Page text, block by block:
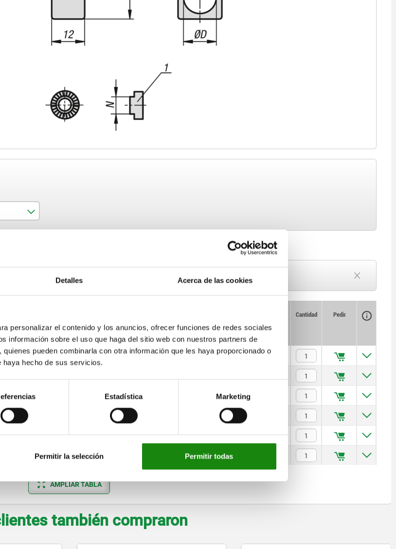
Detalles Acerca de las cookies
personalizar el contenido y los anuncios, ofrecer funciones de redes sociales
información sobre el uso que haga del sitio web con nuestros partners de
pueden combinarla con otra información que les haya proporcionado o
haya hecho de sus servicios.
Estadística Marketing
Permitir la selección Permitir todas
Actualmente agotado
Precio
Cantidad Pedir
— 8 $61.11
8 — $5.73
10
AMPLIAR TABLA
también compraron